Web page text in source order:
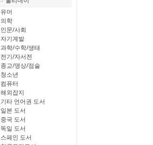
유머
의학
인문/사회
자기계발
과학/수학/생태
전기/자서전
종교/명상/점술
청소년
컴퓨터
해외잡지
기타 언어권 도서
일본 도서
중국 도서
독일 도서
스페인 도서